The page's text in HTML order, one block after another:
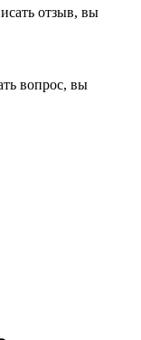
отзыв, вы
вопрос, вы